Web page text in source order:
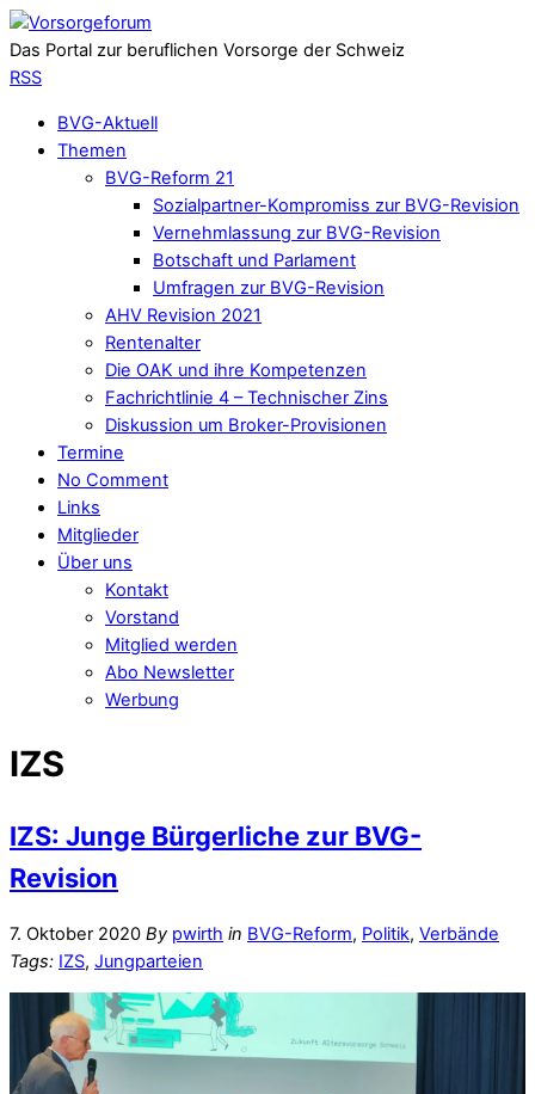
Das Portal zur beruflichen Vorsorge der Schweiz
RSS
BVG-Aktuell
Themen
BVG-Reform 21
Sozialpartner-Kompromiss zur BVG-Revision
Vernehmlassung zur BVG-Revision
Botschaft und Parlament
Umfragen zur BVG-Revision
AHV Revision 2021
Rentenalter
Die OAK und ihre Kompetenzen
Fachrichtlinie 4 – Technischer Zins
Diskussion um Broker-Provisionen
Termine
No Comment
Links
Mitglieder
Über uns
Kontakt
Vorstand
Mitglied werden
Abo Newsletter
Werbung
IZS
IZS: Junge Bürgerliche zur BVG-
Revision
7. Oktober 2020 By pwirth in BVG-Reform, Politik, Verbände
Tags: IZS, Jungparteien